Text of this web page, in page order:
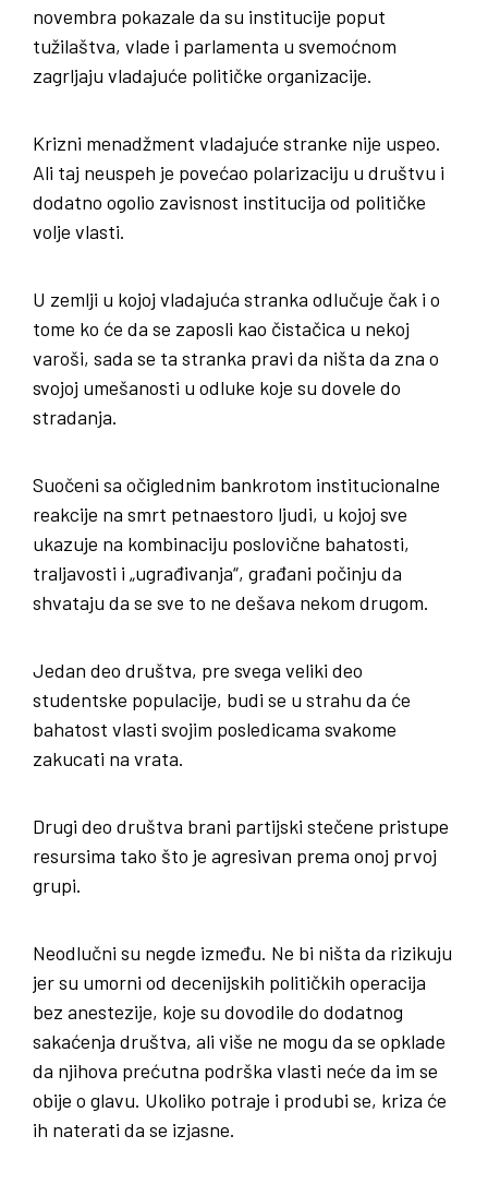
novembra pokazale da su institucije poput
tužilaštva, vlade i parlamenta u svemoćnom
zagrljaju vladajuće političke organizacije.
Krizni menadžment vladajuće stranke nije uspeo.
Ali taj neuspeh je povećao polarizaciju u društvu i
dodatno ogolio zavisnost institucija od političke
volje vlasti.
U zemlji u kojoj vladajuća stranka odlučuje čak i o
tome ko će da se zaposli kao čistačica u nekoj
varoši, sada se ta stranka pravi da ništa da zna o
svojoj umešanosti u odluke koje su dovele do
stradanja.
Suočeni sa očiglednim bankrotom institucionalne
reakcije na smrt petnaestoro ljudi, u kojoj sve
ukazuje na kombinaciju poslovične bahatosti,
traljavosti i „ugrađivanja“, građani počinju da
shvataju da se sve to ne dešava nekom drugom.
Jedan deo društva, pre svega veliki deo
studentske populacije, budi se u strahu da će
bahatost vlasti svojim posledicama svakome
zakucati na vrata.
Drugi deo društva brani partijski stečene pristupe
resursima tako što je agresivan prema onoj prvoj
grupi.
Neodlučni su negde između. Ne bi ništa da rizikuju
jer su umorni od decenijskih političkih operacija
bez anestezije, koje su dovodile do dodatnog
sakaćenja društva, ali više ne mogu da se opklade
da njihova prećutna podrška vlasti neće da im se
obije o glavu. Ukoliko potraje i produbi se, kriza će
ih naterati da se izjasne.